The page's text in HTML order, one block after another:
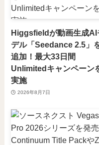
Higgsfieldが動画生成AI
デル「Seedance 2.5」
追加！最大33日間
Unlimitedキャンペーン
実施
2026年8月7日